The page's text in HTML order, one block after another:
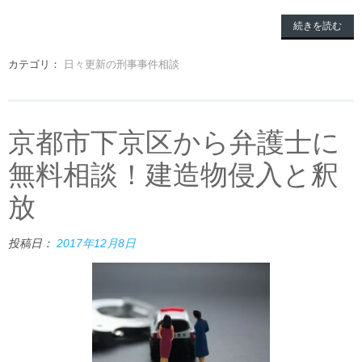
続きを読む
カテゴリ： 日々更新の刑事事件相談
京都市下京区から弁護士に
無料相談！建造物侵入と釈
放
投稿日： 2017年12月8日